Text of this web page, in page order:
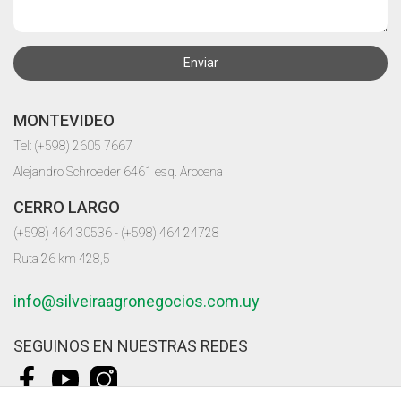
Enviar
MONTEVIDEO
Tel: (+598) 2605 7667
Alejandro Schroeder 6461 esq. Arocena
CERRO LARGO
(+598) 464 30536 - (+598) 464 24728
Ruta 26 km 428,5
info@silveiraagronegocios.com.uy
SEGUINOS EN NUESTRAS REDES